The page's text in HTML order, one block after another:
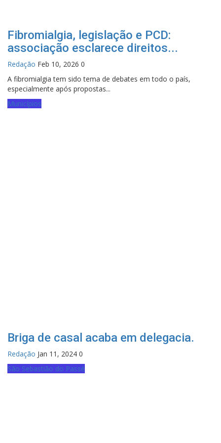
Fibromialgia, legislação e PCD:
associação esclarece direitos...
Redação Feb 10, 2026 0
A fibromialgia tem sido tema de debates em todo o país,
especialmente após propostas...
Municípios
Briga de casal acaba em delegacia.
Redação Jan 11, 2024 0
São Sebastião do Passé